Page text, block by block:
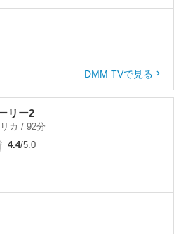
DMM TVで見る
リー2
カ / 92分
4.4/5.0